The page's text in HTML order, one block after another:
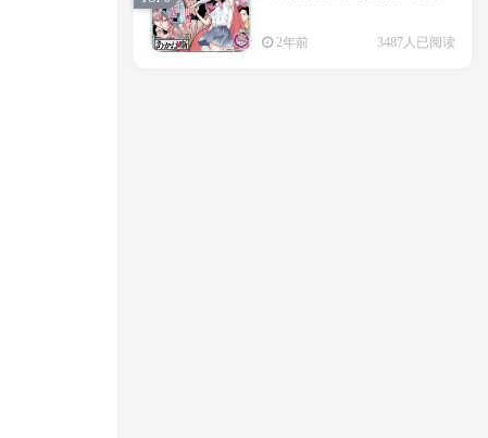
2年前 3487人已阅读
经典杯子蛋糕 佐岸 漫画「经
典杯子蛋糕」宣布真人日剧
TOP4